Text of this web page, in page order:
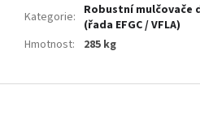
Kategorie: Robustní mulčovače
(řada EFGC / VFLA)
Hmotnost: 285 kg